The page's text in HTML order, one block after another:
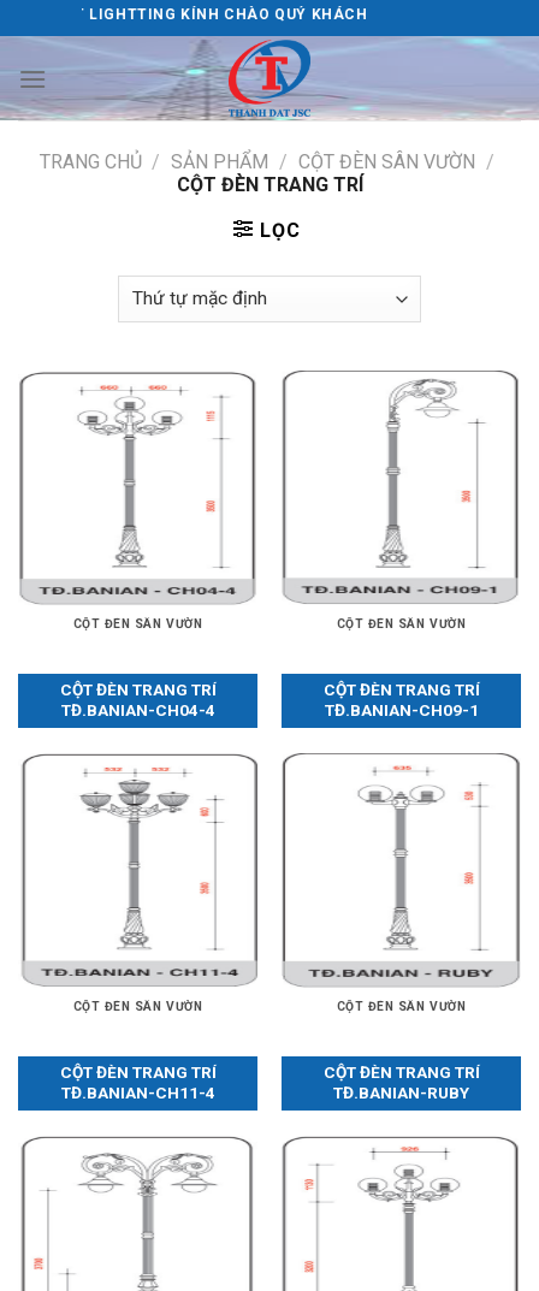
to
content
ĐẠT LIGHTTING KÍNH CHÀO QUÝ KHÁCH
TRANG CHỦ / SẢN PHẨM / CỘT ĐÈN SÂN VƯỜN /
CỘT ĐÈN TRANG TRÍ
LỌC
CỘT ĐÈN SÂN VƯỜN
CỘT ĐÈN TRANG TRÍ
TĐ.BANIAN-CH04-4
CỘT ĐÈN SÂN VƯỜN
CỘT ĐÈN TRANG TRÍ
TĐ.BANIAN-CH09-1
CỘT ĐÈN SÂN VƯỜN
CỘT ĐÈN TRANG TRÍ
TĐ.BANIAN-CH11-4
CỘT ĐÈN SÂN VƯỜN
CỘT ĐÈN TRANG TRÍ
TĐ.BANIAN-RUBY